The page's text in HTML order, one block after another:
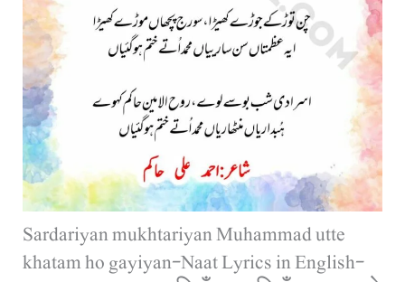
Sardariyan mukhtariyan Muhammad utte
khatam ho gayiyan-Naat Lyrics in English-